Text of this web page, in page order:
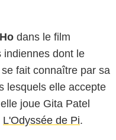
dans le film
indiennes dont le
fait connaître par sa
lesquels elle accepte
joue Gita Patel
L'Odyssée de Pi.